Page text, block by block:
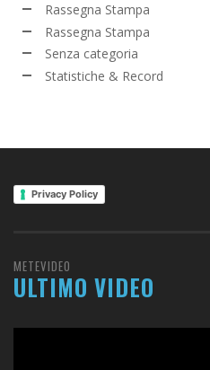
Rassegna Stampa
Rassegna Stampa
Senza categoria
Statistiche & Record
Privacy Policy
METEVIDEO
ULTIMO VIDEO